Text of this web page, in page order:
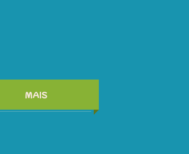
MAIS